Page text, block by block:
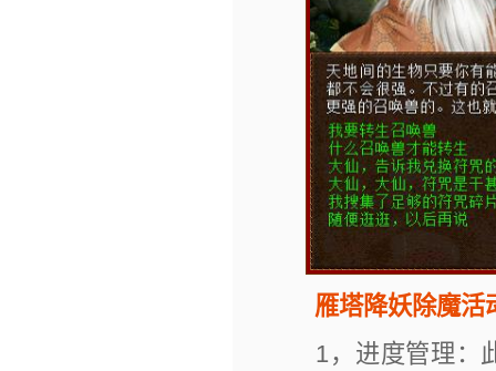
雁塔降妖除魔活
1，进度管理：此